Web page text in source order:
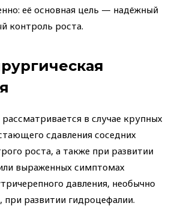
её основная цель — надёжный
контроль роста.
в случае крупных
сдавления соседних
роста, а также при развитии
выраженных симптомах
давления, необычно
развитии гидроцефалии.